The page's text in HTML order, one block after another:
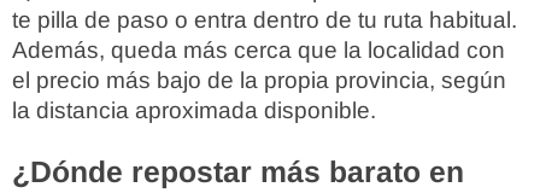
te pilla de paso o entra dentro de tu ruta habitual.
Además, queda más cerca que la localidad con
el precio más bajo de la propia provincia, según
la distancia aproximada disponible.
¿Dónde repostar más barato en